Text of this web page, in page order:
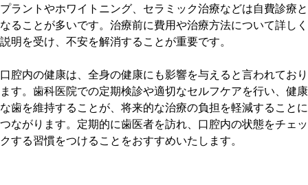
プラントやホワイトニング、セラミック治療などは自費診療と
なることが多いです。治療前に費用や治療方法について詳しく
説明を受け、不安を解消することが重要です。
口腔内の健康は、全身の健康にも影響を与えると言われており
ます。歯科医院での定期検診や適切なセルフケアを行い、健康
な歯を維持することが、将来的な治療の負担を軽減することに
つながります。定期的に歯医者を訪れ、口腔内の状態をチェッ
クする習慣をつけることをおすすめいたします。